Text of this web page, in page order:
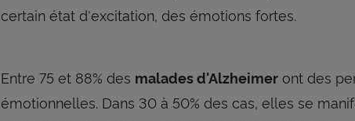
certain état d'excitation, des émotions fortes.
Entre 75 et 88% des malades d'Alzheimer ont des
émotionnelles. Dans 30 à 50% des cas, elles se